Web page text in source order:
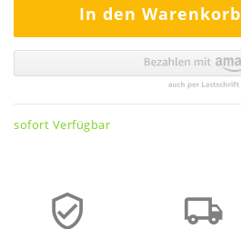
In den Warenkorb
sofort Verfügbar